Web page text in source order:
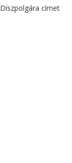
címet